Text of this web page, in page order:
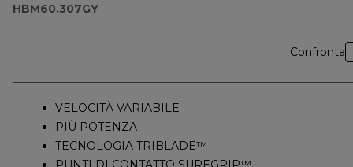
HBM60.307GY
Confronta
VELOCITÀ VARIABILE
PIÙ POTENZA
TECNOLOGIA TRIBLADE™